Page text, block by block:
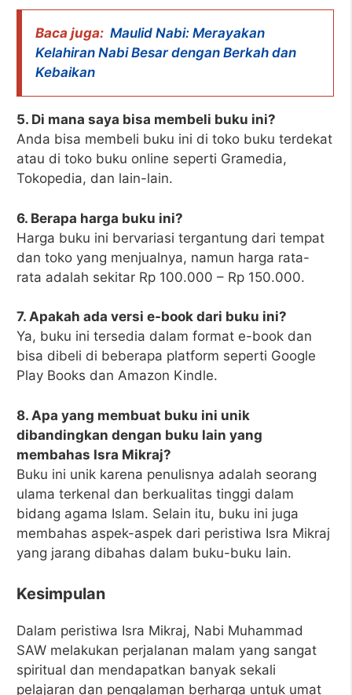
Baca juga: Maulid Nabi: Merayakan
Kelahiran Nabi Besar dengan Berkah dan
Kebaikan
5. Di mana saya bisa membeli buku ini?
Anda bisa membeli buku ini di toko buku terdekat
atau di toko buku online seperti Gramedia,
Tokopedia, dan lain-lain.
6. Berapa harga buku ini?
Harga buku ini bervariasi tergantung dari tempat
dan toko yang menjualnya, namun harga rata-
rata adalah sekitar Rp 100.000 – Rp 150.000.
7. Apakah ada versi e-book dari buku ini?
Ya, buku ini tersedia dalam format e-book dan
bisa dibeli di beberapa platform seperti Google
Play Books dan Amazon Kindle.
8. Apa yang membuat buku ini unik
dibandingkan dengan buku lain yang
membahas Isra Mikraj?
Buku ini unik karena penulisnya adalah seorang
ulama terkenal dan berkualitas tinggi dalam
bidang agama Islam. Selain itu, buku ini juga
membahas aspek-aspek dari peristiwa Isra Mikraj
yang jarang dibahas dalam buku-buku lain.
Kesimpulan
Dalam peristiwa Isra Mikraj, Nabi Muhammad
SAW melakukan perjalanan malam yang sangat
spiritual dan mendapatkan banyak sekali
pelajaran dan pengalaman berharga untuk umat